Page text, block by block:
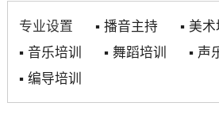
专业设置 ▪ 播音主持 ▪ 美
▪ 音乐培训 ▪ 舞蹈培训 ▪ 声
▪ 编导培训